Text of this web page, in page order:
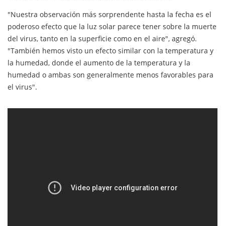
"Nuestra observación más sorprendente hasta la fecha es el
poderoso efecto que la luz solar parece tener sobre la muerte
del virus, tanto en la superficie como en el aire", agregó.
"También hemos visto un efecto similar con la temperatura y
la humedad, donde el aumento de la temperatura y la
humedad o ambas son generalmente menos favorables para
el virus".